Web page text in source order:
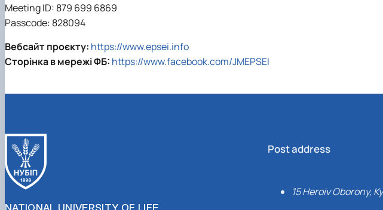
Meeting ID: 879 699 6869
Passcode: 828094
Вебсайт проєкту: https://www.epsei.info
Сторінка в мережі ФБ: https://www.facebook.com/JMEPSEI
NATIONAL UNIVERSITY OF LIFE
Post address
15 Heroiv Oborony,